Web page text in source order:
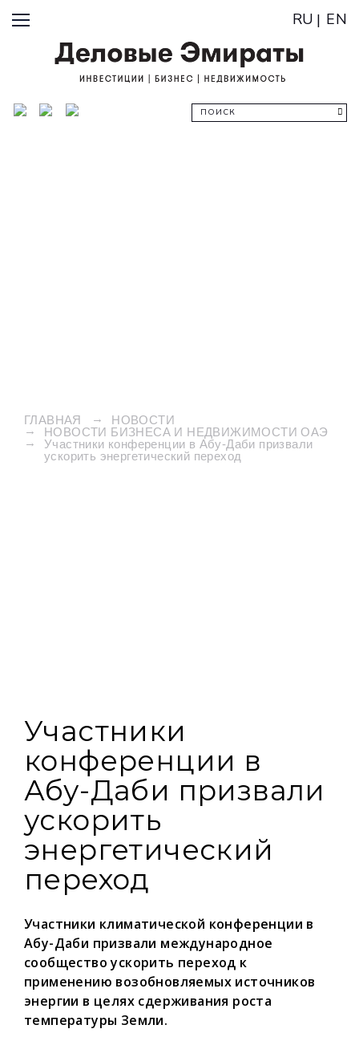
RU EN
ГЛАВНАЯ
НОВОСТИ
НОВОСТИ БИЗНЕСА И НЕДВИЖИМОСТИ ОАЭ
Участники конференции в Абу-Даби призвали
ускорить энергетический переход
Участники
конференции в
Абу-Даби призвали
ускорить
энергетический
переход
Участники климатической конференции в
Абу-Даби призвали международное
сообщество ускорить переход к
применению возобновляемых источников
энергии в целях сдерживания роста
температуры Земли.